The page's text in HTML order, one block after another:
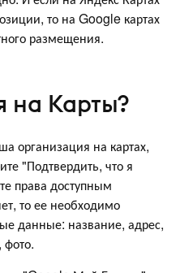
то на Google картах
размещения.
на Карты?
организация на картах,
"Подтвердить, что я
права доступным
то ее необходимо
данные: название, адрес,
фото.